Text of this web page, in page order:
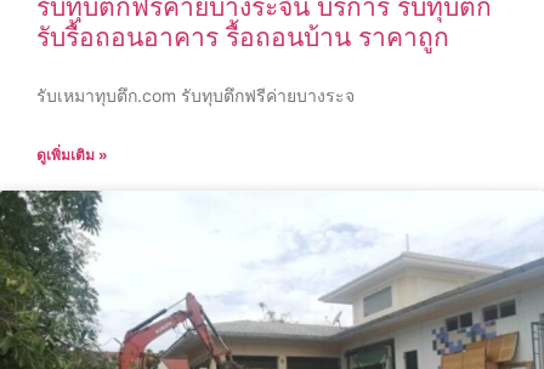
รับทุบตึกฟรีค่ายบางระจัน บริการ รับทุบตึก
รับรื้อถอนอาคาร รื้อถอนบ้าน ราคาถูก
รับเหมาทุบตึก.com รับทุบตึกฟรีค่ายบางระจ
ดูเพิ่มเติม »